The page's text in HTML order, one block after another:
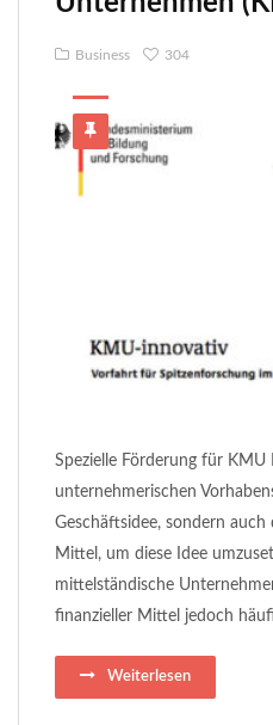
Business 304
Spezielle Förderung für KMU
unternehmerischen
Geschäftsidee, sondern
Mittel, um diese Idee
mittelständische
finanzieller Mittel jedoch
Weiterlesen